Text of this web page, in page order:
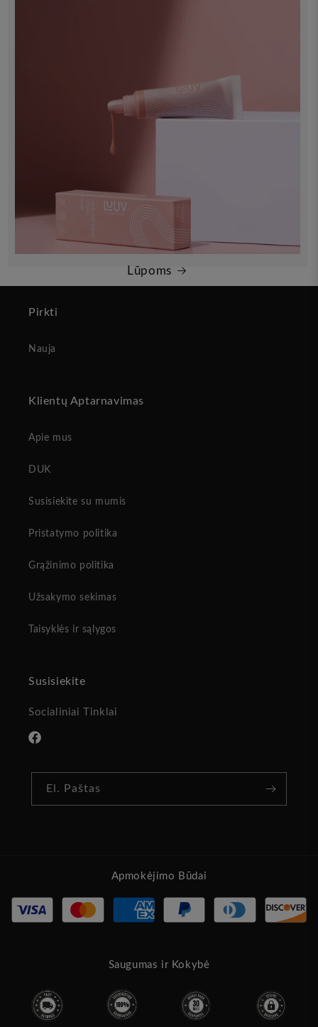
Lūpoms
Pirkti
Nauja
Klientų Aptarnavimas
Apie mus
DUK
Susisiekite su mumis
Pristatymo politika
Grąžinimo politika
Užsakymo sekimas
Taisyklės ir sąlygos
Susisiekite
Socialiniai Tinklai
„Facebook“
El. Paštas
Apmokėjimo Būdai
Saugumas ir Kokybė